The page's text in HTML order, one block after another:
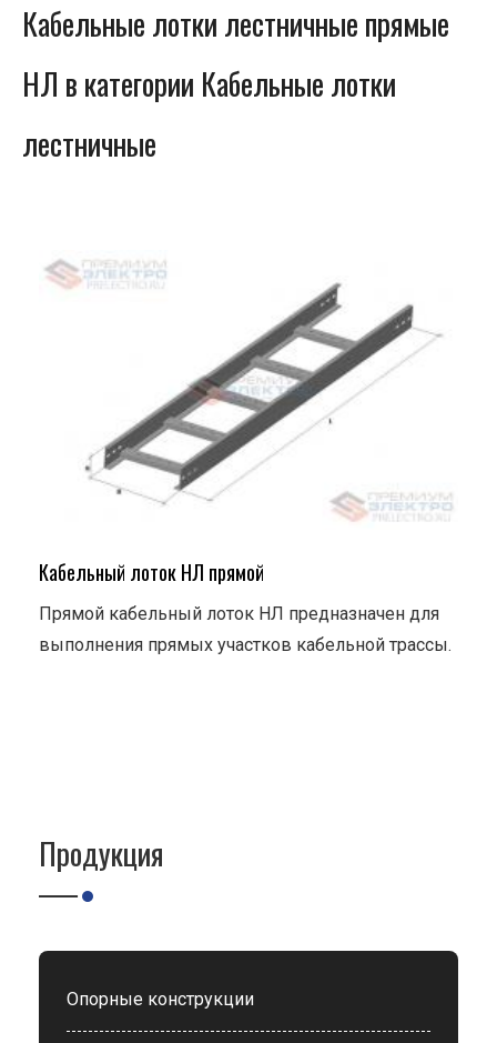
Кабельные лотки лестничные прямые
НЛ в категории Кабельные лотки
лестничные
Кабельный лоток НЛ прямой
Прямой кабельный лоток НЛ предназначен для
выполнения прямых участков кабельной трассы.
Продукция
Опорные конструкции